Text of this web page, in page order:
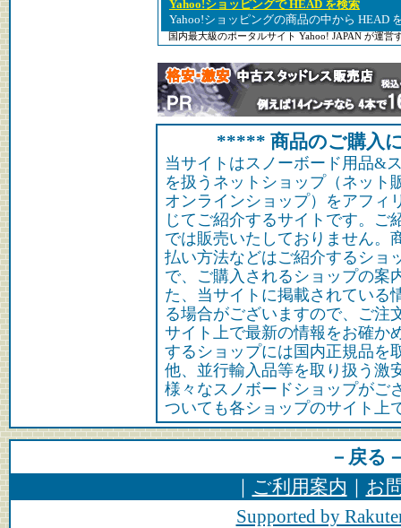
Yahoo!ショッピングで HEAD を検索
Yahoo!ショッピングの商品の中から HEAD
国内最大級のポータルサイト Yahoo! JAPAN が運営
***** 商品のご購入
当サイトはスノーボード用品&
を扱うネットショップ（ネット
オンラインショップ）をアフィ
じてご紹介するサイトです。ご
では販売いたしておりません。
払い方法などはご紹介するショ
で、ご購入されるショップの案
た、当サイトに掲載されている
る場合がございますので、ご注
サイト上で最新の情報をお確か
するショップには国内正規品を
他、並行輸入品等を取り扱う激
様々なスノボードショップがご
ついても各ショップのサイト上
－戻る
｜ ご利用案内 ｜ お
Supported by